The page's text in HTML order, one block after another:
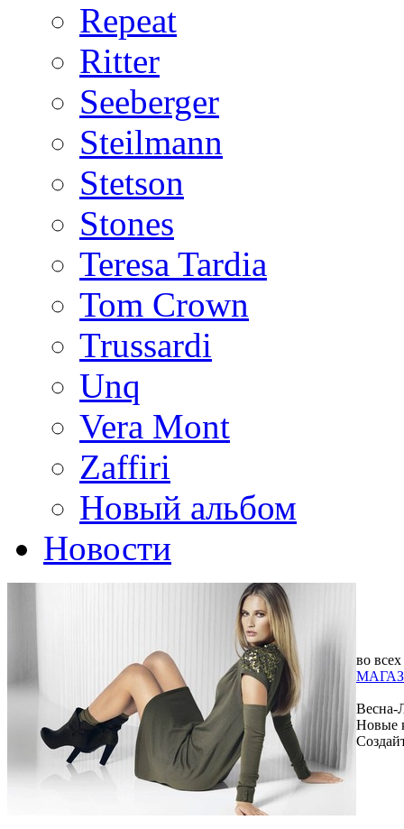
Repeat
Ritter
Seeberger
Steilmann
Stetson
Stones
Teresa Tardia
Tom Crown
Trussardi
Unq
Vera Mont
Zaffiri
Новый альбом
Новости
во всех
Весна-
Новые